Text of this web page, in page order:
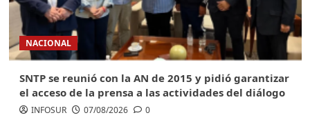
NACIONAL
SNTP se reunió con la AN de 2015 y pidió garantizar
el acceso de la prensa a las actividades del diálogo
INFOSUR 07/08/2026 0